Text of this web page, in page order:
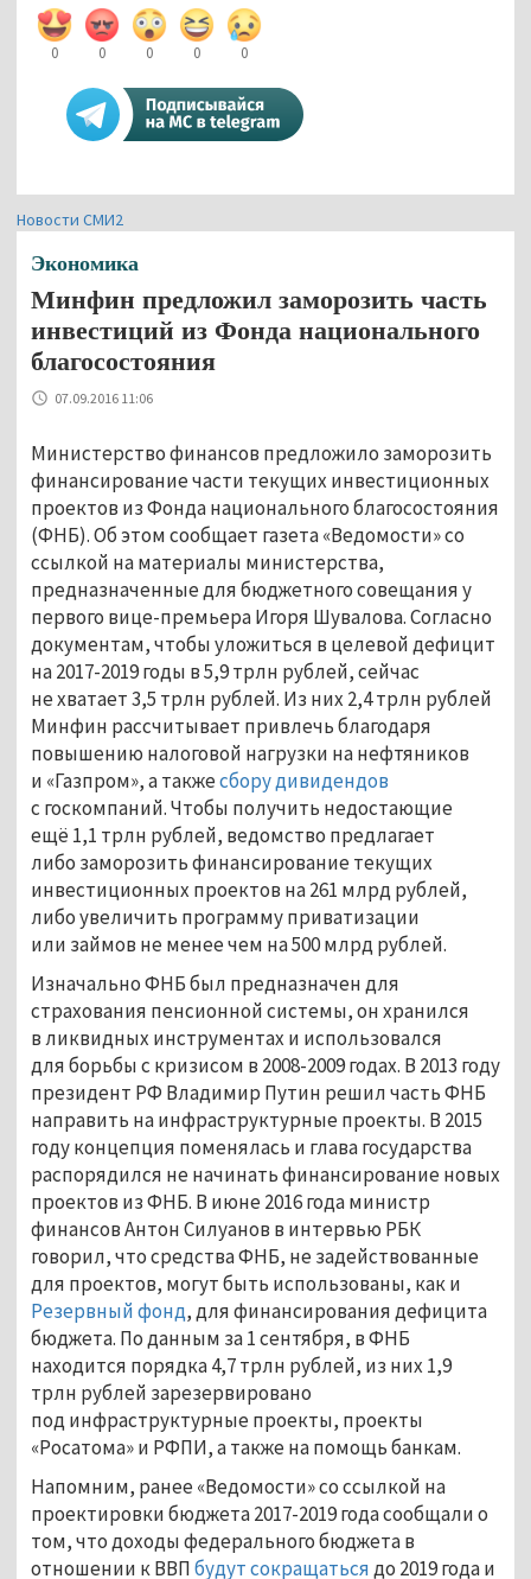
0 0 0 0 0
Новости СМИ2
Экономика
Минфин предложил заморозить часть
инвестиций из Фонда национального
благосостояния
07.09.2016 11:06
Министерство финансов предложило заморозить
финансирование части текущих инвестиционных
проектов из Фонда национального благосостояния
(ФНБ). Об этом сообщает газета «Ведомости» со
ссылкой на материалы министерства,
предназначенные для бюджетного совещания у
первого вице-премьера Игоря Шувалова. Согласно
документам, чтобы уложиться в целевой дефицит
на 2017-2019 годы в 5,9 трлн рублей, сейчас
не хватает 3,5 трлн рублей. Из них 2,4 трлн рублей
Минфин рассчитывает привлечь благодаря
повышению налоговой нагрузки на нефтяников
и «Газпром», а такжесбору дивидендов
с госкомпаний. Чтобы получить недостающие
ещё 1,1 трлн рублей, ведомство предлагает
либо заморозить финансирование текущих
инвестиционных проектов на 261 млрд рублей,
либо увеличить программу приватизации
или займов не менее чем на 500 млрд рублей.
Изначально ФНБ был предназначен для
страхования пенсионной системы, он хранился
в ликвидных инструментах и использовался
для борьбы с кризисом в 2008-2009 годах. В 2013 году
президент РФ Владимир Путин решил часть ФНБ
направить на инфраструктурные проекты. В 2015
году концепция поменялась и глава государства
распорядился не начинать финансирование новых
проектов из ФНБ. В июне 2016 года министр
финансов Антон Силуанов в интервью РБК
говорил, что средства ФНБ, не задействованные
для проектов, могут быть использованы, как и
Резервный фонд, для финансирования дефицита
бюджета. По данным за 1 сентября, в ФНБ
находится порядка 4,7 трлн рублей, из них 1,9
трлн рублей зарезервировано
под инфраструктурные проекты, проекты
«Росатома» и РФПИ, а также на помощь банкам.
Напомним, ранее «Ведомости» со ссылкой на
проектировки бюджета 2017-2019 года сообщали о
том, что доходы федерального бюджета в
отношении к ВВПбудут сокращатьсядо 2019 года и